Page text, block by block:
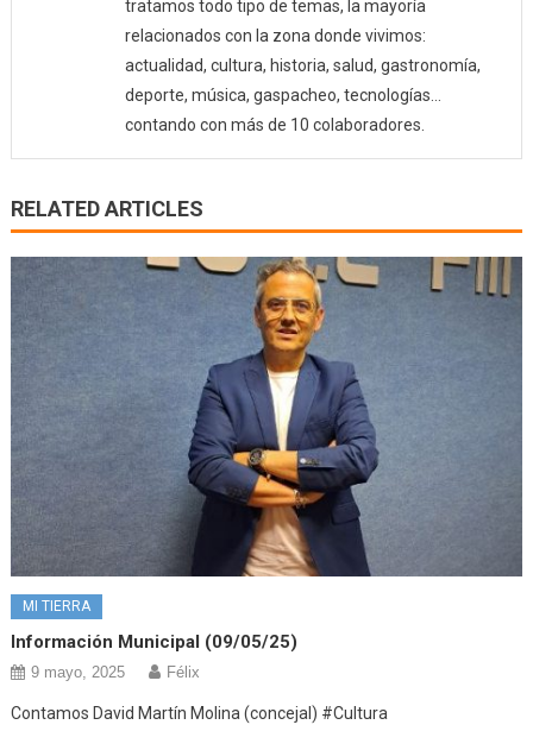
tratamos todo tipo de temas, la mayoría
relacionados con la zona donde vivimos:
actualidad, cultura, historia, salud, gastronomía,
deporte, música, gaspacheo, tecnologías…
contando con más de 10 colaboradores.
RELATED ARTICLES
MI TIERRA
Información Municipal (09/05/25)
9 mayo, 2025 Félix
Contamos David Martín Molina (concejal) #Cultura